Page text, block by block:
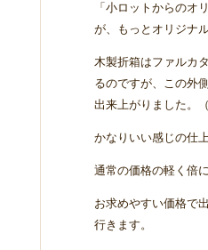
「小ロットからのオ
が、もっとオリジナ
木製折箱はファルカ
るのですが、この外
出来上がりました。
かなりいい感じの仕
通常の価格の軽く倍
お求めやすい価格で
行きます。